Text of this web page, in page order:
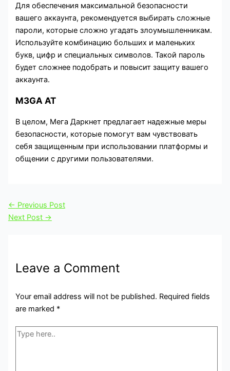
Для обеспечения максимальной безопасности
вашего аккаунта, рекомендуется выбирать сложные
пароли, которые сложно угадать злоумышленникам.
Используйте комбинацию больших и маленьких
букв, цифр и специальных символов. Такой пароль
будет сложнее подобрать и повысит защиту вашего
аккаунта.
M3GA AT
В целом, Мега Даркнет предлагает надежные меры
безопасности, которые помогут вам чувствовать
себя защищенным при использовании платформы и
общении с другими пользователями.
← Previous Post
Next Post →
Leave a Comment
Your email address will not be published. Required fields
are marked *
Type